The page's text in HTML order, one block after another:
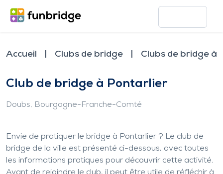
Accueil Clubs de bridge Clubs de bridge à
Club de bridge à Pontarlier
Doubs, Bourgogne-Franche-Comté
Envie de pratiquer le bridge à Pontarlier ? Le club de
bridge de la ville est présenté ci-dessous, avec toutes
les informations pratiques pour découvrir cette activité.